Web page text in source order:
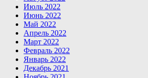
Июль 2022
Июнь 2022
Май 2022
Апрель 2022
Март 2022
Февраль 2022
Январь 2022
Декабрь 2021